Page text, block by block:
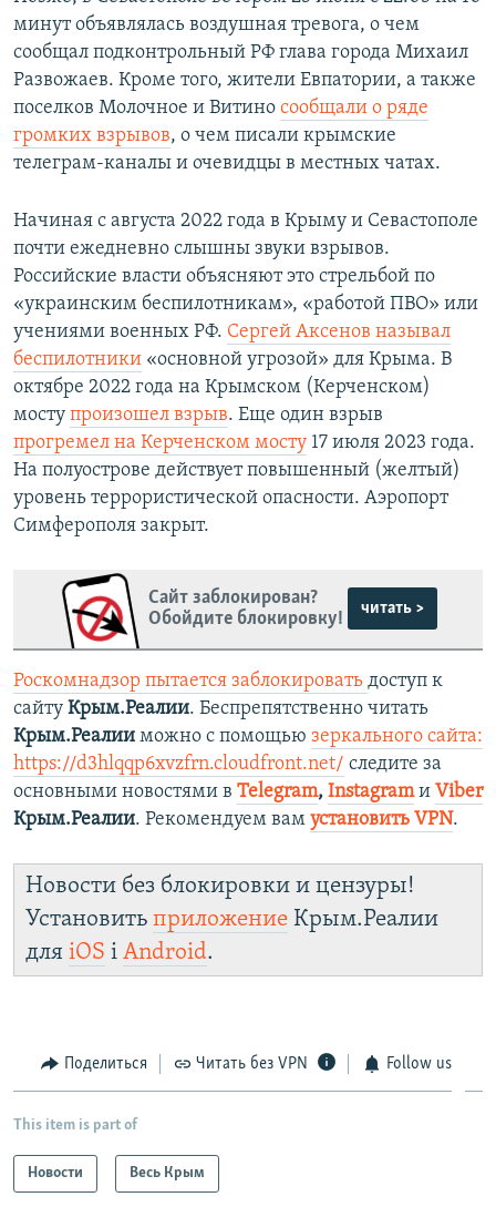
минут объявлялась воздушная тревога, о чем
сообщал подконтрольный РФ глава города Михаил
Развожаев. Кроме того, жители Евпатории, а также
поселков Молочное и Витино сообщали о ряде
громких взрывов, о чем писали крымские
телеграм-каналы и очевидцы в местных чатах.
Начиная с августа 2022 года в Крыму и Севастополе
почти ежедневно слышны звуки взрывов.
Российские власти объясняют это стрельбой по
«украинским беспилотникам», «работой ПВО» или
учениями военных РФ. Сергей Аксенов называл
беспилотники «основной угрозой» для Крыма. В
октябре 2022 года на Крымском (Керченском)
мосту произошел взрыв. Еще один взрыв
прогремел на Керченском мосту 17 июля 2023 года.
На полуострове действует повышенный (желтый)
уровень террористической опасности. Аэропорт
Симферополя закрыт.
Сайт заблокирован?
Обойдите блокировку!
читать >
Роскомнадзор пытается заблокировать доступ к
сайту Крым.Реалии. Беспрепятственно читать
Крым.Реалии можно с помощью зеркального сайта:
https://d3hlqqp6xvzfrn.cloudfront.net/ следите за
основными новостями в Telegram, Instagramи Viber
Крым.Реалии. Рекомендуем вам установить VPN.
Новости без блокировки и цензуры!
Установить приложение Крым.Реалии
для iOS і Android.
Поделиться Читать без VPN Follow us
This item is part of
Новости Весь Крым